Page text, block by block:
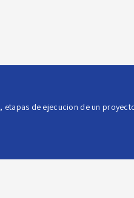
, etapas de ejecucion de un